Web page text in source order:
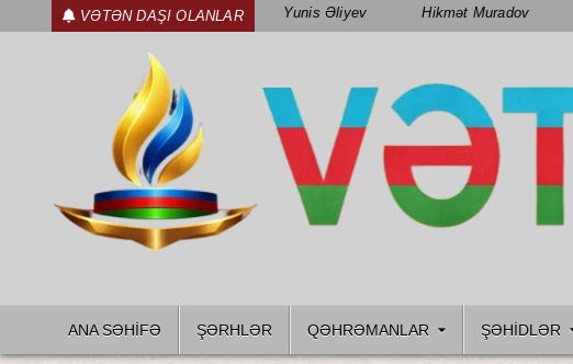
to
VƏTƏN DAŞI OLANLAR Yunis Əliyev Hikmət Muradov
ANA SƏHİFƏ ŞƏRHLƏR QƏHRƏMANLAR ŞƏHIDLƏR